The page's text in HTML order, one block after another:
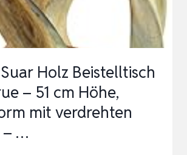
Holz Beistelltisch
– 51 cm Höhe,
mit verdrehten
– …